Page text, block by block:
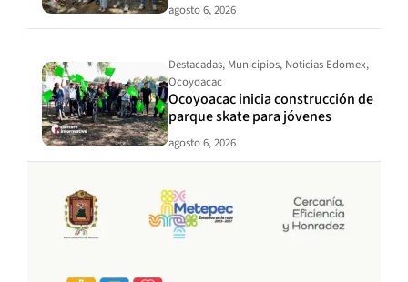
agosto 6, 2026
Destacadas, Municipios, Noticias Edomex,
Ocoyoacac
Ocoyoacac inicia construcción de
parque skate para jóvenes
agosto 6, 2026